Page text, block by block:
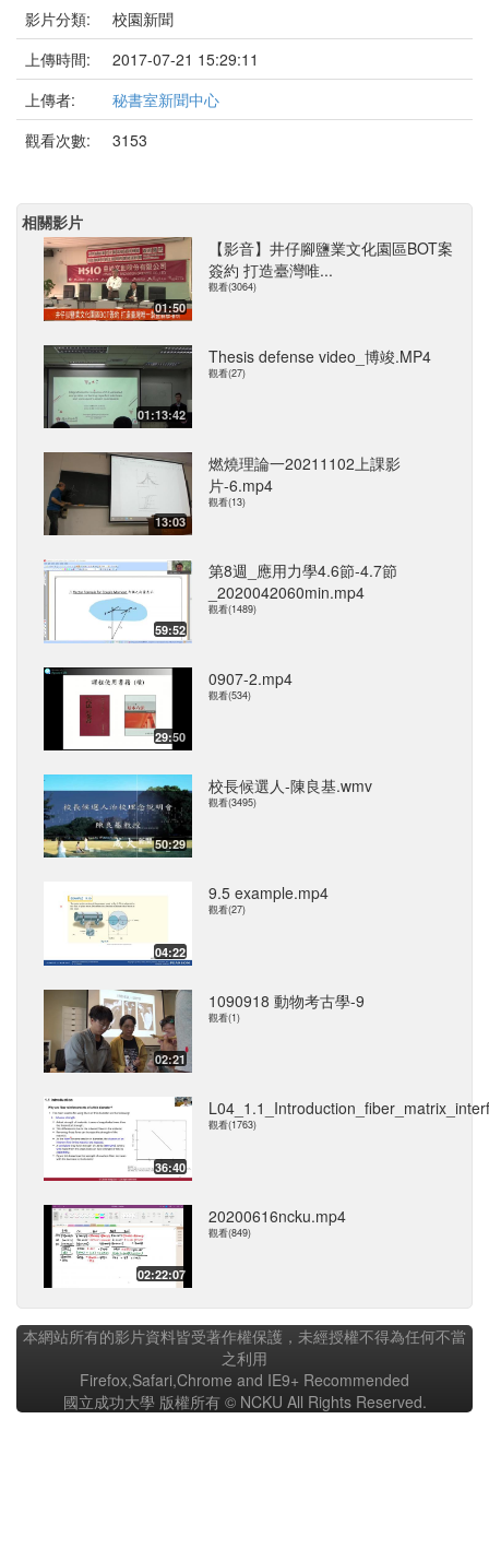
影片分類:
校園新聞
上傳時間:
2017-07-21 15:29:11
上傳者:
秘書室新聞中心
觀看次數:
3153
相關影片
01:50
【影音】井仔腳鹽業文化園區BOT案
簽約 打造臺灣唯...
觀看(3064)
01:13:42
Thesis defense video_博竣.MP4
觀看(27)
13:03
燃燒理論一20211102上課影
片-6.mp4
觀看(13)
59:52
第8週_應用力學4.6節-4.7節
_2020042060min.mp4
觀看(1489)
29:50
0907-2.mp4
觀看(534)
50:29
校長候選人-陳良基.wmv
觀看(3495)
04:22
9.5 example.mp4
觀看(27)
02:21
1090918 動物考古學-9
觀看(1)
36:40
觀看(1763)
02:22:07
20200616ncku.mp4
觀看(849)
本網站所有的影片資料皆受著作權保護，未經授權不得為任何不當
之利用
Firefox,Safari,Chrome and IE9+ Recommended
國立成功大學 版權所有 © NCKU All Rights Reserved.